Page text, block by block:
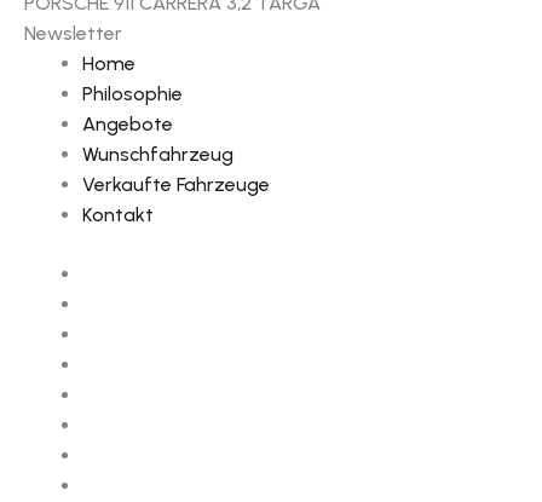
Newsletter
Home
Philosophie
Angebote
Wunschfahrzeug
Verkaufte Fahrzeuge
Kontakt